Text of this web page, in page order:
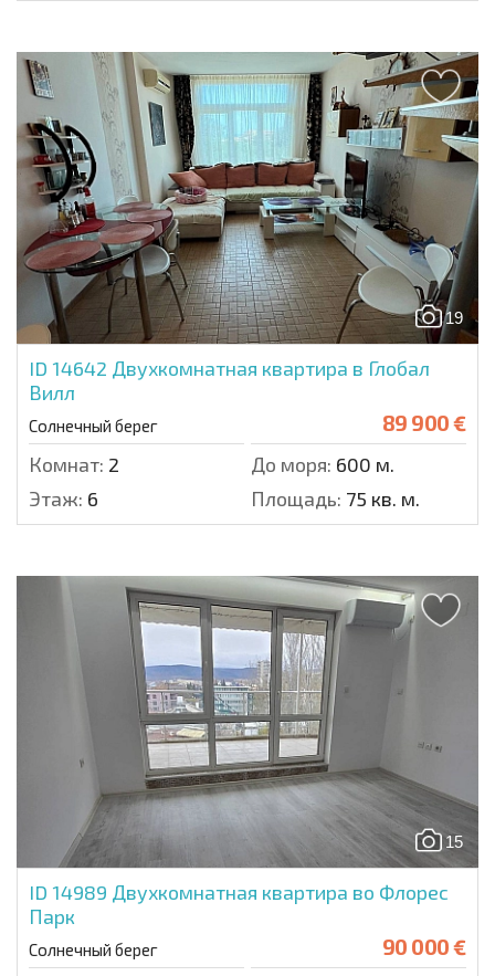
19
ID 14642 Двухкомнатная квартира в Глобал
Вилл
Солнечный берег 89 900 €
Комнат: 2 До моря: 600 м.
Этаж: 6 Площадь: 75 кв. м.
15
ID 14989 Двухкомнатная квартира во Флорес
Парк
Солнечный берег 90 000 €